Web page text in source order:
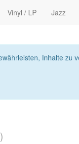
Vinyl / LP Jazz
Inhalte zu